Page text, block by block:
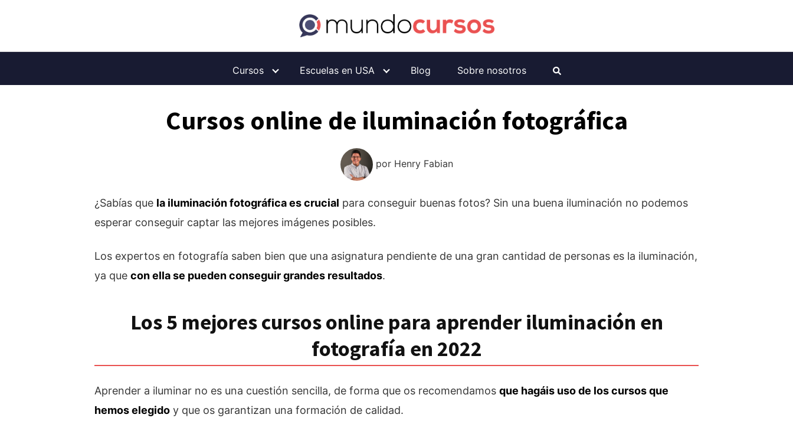
Cursos Escuelas en USA Blog Sobre nosotros
Cursos online de iluminación fotográfica
por Henry Fabian
¿Sabías que la iluminación fotográfica es crucial para conseguir buenas fotos? Sin una buena iluminación no podemos
esperar conseguir captar las mejores imágenes posibles.
Los expertos en fotografía saben bien que una asignatura pendiente de una gran cantidad de personas es la iluminación,
ya que con ella se pueden conseguir grandes resultados.
Los 5 mejores cursos online para aprender iluminación en
fotografía en 2022
Aprender a iluminar no es una cuestión sencilla, de forma que os recomendamos que hagáis uso de los cursos que
hemos elegido y que os garantizan una formación de calidad.